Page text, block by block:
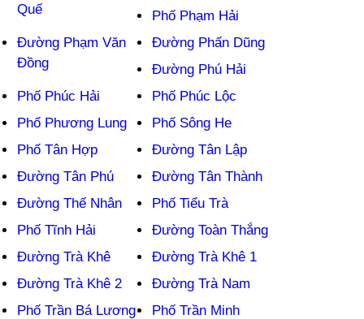
Quế
Phố Phạm Hải
Đường Phạm Văn
Đồng
Đường Phấn Dũng
Đường Phú Hải
Phố Phúc Hải
Phố Phúc Lộc
Phố Phương Lung
Phố Sông He
Phố Tân Hợp
Đường Tân Lập
Đường Tân Phú
Đường Tân Thành
Đường Thế Nhân
Phố Tiểu Trà
Phố Tĩnh Hải
Đường Toàn Thắng
Đường Trà Khê
Đường Trà Khê 1
Đường Trà Khê 2
Đường Trà Nam
Phố Trần Bá Lương
Phố Trần Minh